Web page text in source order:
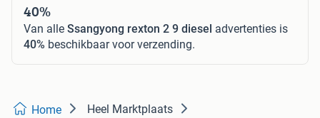
40%
Van alle Ssangyong rexton 2 9 diesel advertenties is
40% beschikbaar voor verzending.
Home Heel Marktplaats